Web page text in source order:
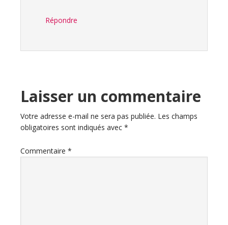
Répondre
Laisser un commentaire
Votre adresse e-mail ne sera pas publiée. Les champs
obligatoires sont indiqués avec *
Commentaire *